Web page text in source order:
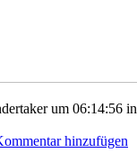
um 06:14:56 in
hinzufügen